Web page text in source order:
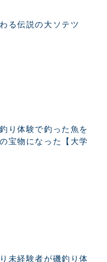
る伝説の大ソテツ
り体験で釣った魚を
宝物になった【大学
未経験者が磯釣り体